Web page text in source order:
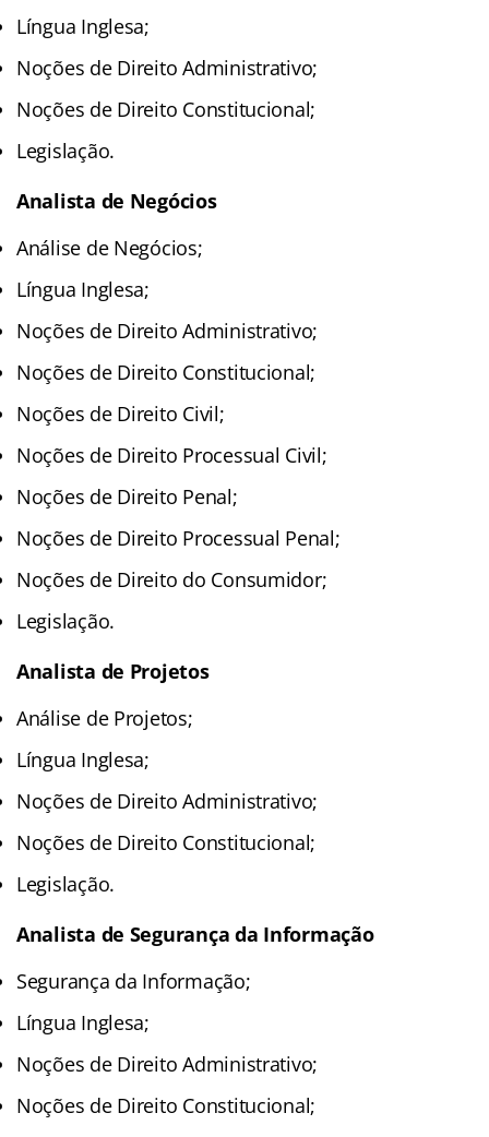
Língua Inglesa;
Noções de Direito Administrativo;
Noções de Direito Constitucional;
Legislação.
Analista de Negócios
Análise de Negócios;
Língua Inglesa;
Noções de Direito Administrativo;
Noções de Direito Constitucional;
Noções de Direito Civil;
Noções de Direito Processual Civil;
Noções de Direito Penal;
Noções de Direito Processual Penal;
Noções de Direito do Consumidor;
Legislação.
Analista de Projetos
Análise de Projetos;
Língua Inglesa;
Noções de Direito Administrativo;
Noções de Direito Constitucional;
Legislação.
Analista de Segurança da Informação
Segurança da Informação;
Língua Inglesa;
Noções de Direito Administrativo;
Noções de Direito Constitucional;